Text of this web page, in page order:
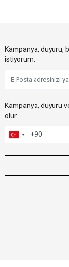
Kampanya, duyuru,
istiyorum.
Kampanya, duyuru
olun.